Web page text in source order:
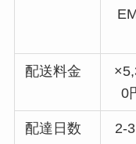
配送料金
0
配達日数 2-